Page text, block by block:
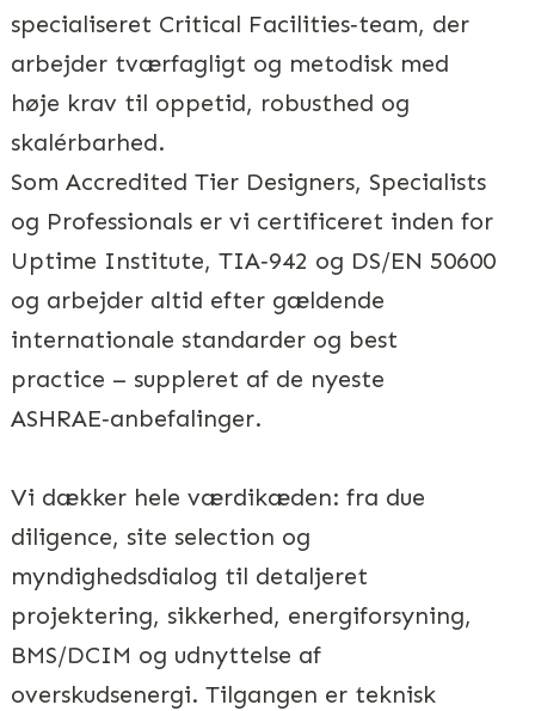
specialiseret Critical Facilities‑team, der
arbejder tværfagligt og metodisk med
høje krav til oppetid, robusthed og
skalérbarhed.
Som Accredited Tier Designers, Specialists
og Professionals er vi certificeret inden for
Uptime Institute, TIA‑942 og DS/EN 50600
og arbejder altid efter gældende
internationale standarder og best
practice – suppleret af de nyeste
ASHRAE‑anbefalinger.
Vi dækker hele værdikæden: fra due
diligence, site selection og
myndighedsdialog til detaljeret
projektering, sikkerhed, energiforsyning,
BMS/DCIM og udnyttelse af
overskudsenergi. Tilgangen er teknisk